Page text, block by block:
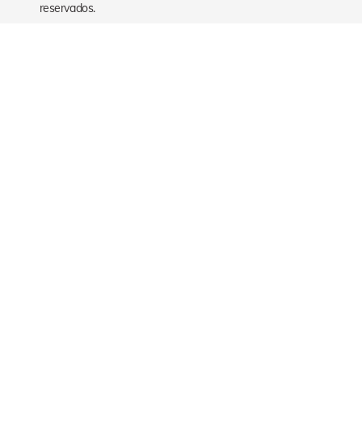
reservados.